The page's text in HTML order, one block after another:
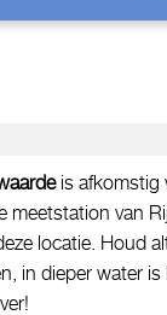
is afkomstig
meetstation van
locatie. Houd
in dieper water